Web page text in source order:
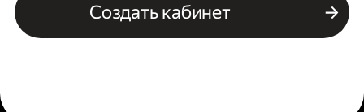
Создать кабинет